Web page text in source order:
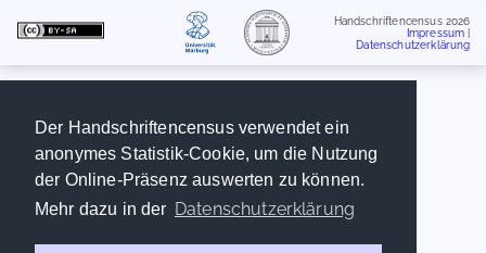
Der Handschriftencensus verwendet ein
anonymes Statistik-Cookie, um die Nutzung
der Online-Präsenz auswerten zu können.
Mehr dazu in der Datenschutzerklärung
Handschriftencensus 2026
Impressum
Datenschutzerklärung